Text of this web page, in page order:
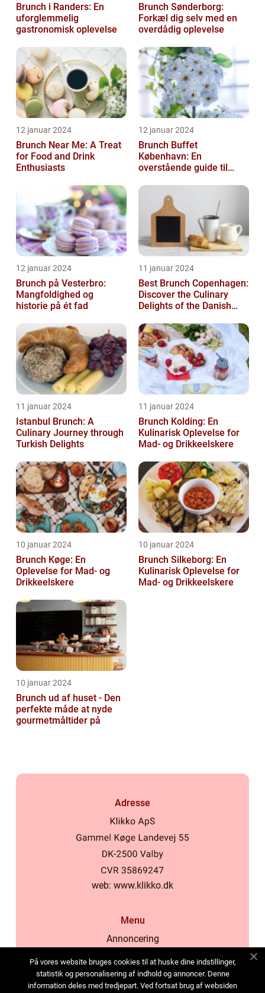
Brunch i Randers: En
uforglemmelig
gastronomisk oplevelse
Brunch Sønderborg:
Forkæl dig selv med en
overdådig oplevelse
12 januar 2024
Brunch Near Me: A Treat
for Food and Drink
Enthusiasts
12 januar 2024
Brunch Buffet
København: En
overstående guide til
12 januar 2024
Brunch på Vesterbro:
Mangfoldighed og
historie på ét fad
11 januar 2024
Best Brunch Copenhagen:
Discover the Culinary
Delights of the Danish
11 januar 2024
Istanbul Brunch: A
Culinary Journey through
Turkish Delights
11 januar 2024
Brunch Kolding: En
Kulinarisk Oplevelse for
Mad- og Drikkeelskere
10 januar 2024
Brunch Køge: En
Oplevelse for Mad- og
Drikkeelskere
10 januar 2024
Brunch Silkeborg: En
Kulinarisk Oplevelse for
Mad- og Drikkeelskere
10 januar 2024
Brunch ud af huset - Den
perfekte måde at nyde
gourmetmåltider på
Adresse
web: www.klikko.dk
Menu
Annoncering
Cookies
Kontakt os
På vores website bruges cookies til at huske dine indstillinger,
statistik og personalisering af indhold og annoncer. Denne
information deles med tredjepart. Ved fortsat brug af websiden